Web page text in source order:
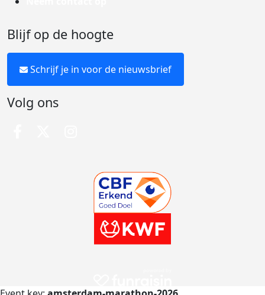
Blijf op de hoogte
Schrijf je in voor de nieuwsbrief
Volg ons